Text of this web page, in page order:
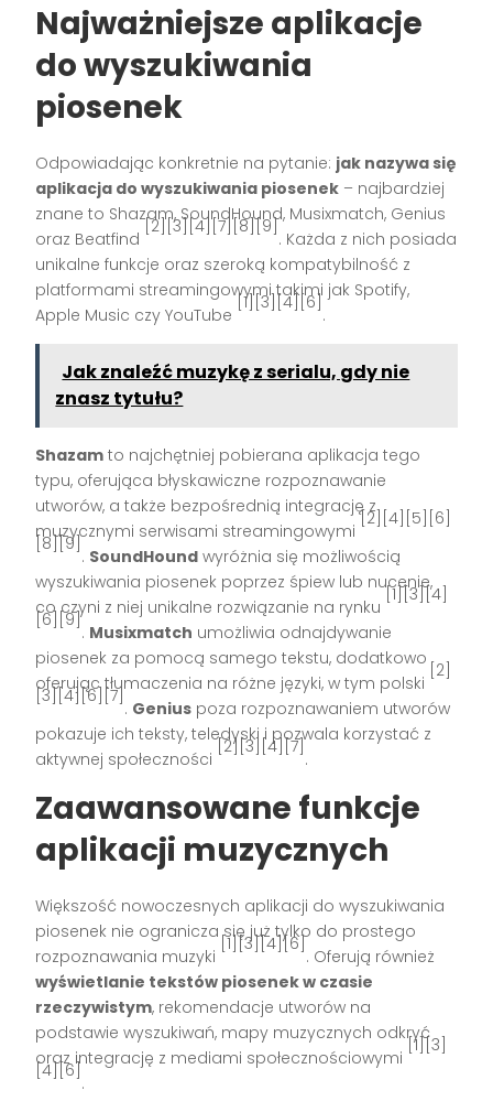
Najważniejsze aplikacje
do wyszukiwania
piosenek
Odpowiadając konkretnie na pytanie: jak nazywa się
aplikacja do wyszukiwania piosenek – najbardziej
znane to Shazam, SoundHound, Musixmatch, Genius
oraz Beatfind
[2][3][4][7][8][9]
. Każda z nich posiada
unikalne funkcje oraz szeroką kompatybilność z
platformami streamingowymi takimi jak Spotify,
Apple Music czy YouTube
[1][3][4][6]
.
Jak znaleźć muzykę z serialu, gdy nie
znasz tytułu?
Shazam to najchętniej pobierana aplikacja tego
typu, oferująca błyskawiczne rozpoznawanie
utworów, a także bezpośrednią integrację z
muzycznymi serwisami streamingowymi
[2][4][5][6]
[8][9]
. SoundHound wyróżnia się możliwością
wyszukiwania piosenek poprzez śpiew lub nucenie,
co czyni z niej unikalne rozwiązanie na rynku
[1][3][4]
[6][9]
. Musixmatch umożliwia odnajdywanie
piosenek za pomocą samego tekstu, dodatkowo
oferując tłumaczenia na różne języki, w tym polski
[2]
[3][4][6][7]
. Genius poza rozpoznawaniem utworów
pokazuje ich teksty, teledyski i pozwala korzystać z
aktywnej społeczności
[2][3][4][7]
.
Zaawansowane funkcje
aplikacji muzycznych
Większość nowoczesnych aplikacji do wyszukiwania
piosenek nie ogranicza się już tylko do prostego
rozpoznawania muzyki
[1][3][4][6]
. Oferują również
wyświetlanie tekstów piosenek w czasie
rzeczywistym, rekomendacje utworów na
podstawie wyszukiwań, mapy muzycznych odkryć
oraz integrację z mediami społecznościowymi
[1][3]
[4][6]
.